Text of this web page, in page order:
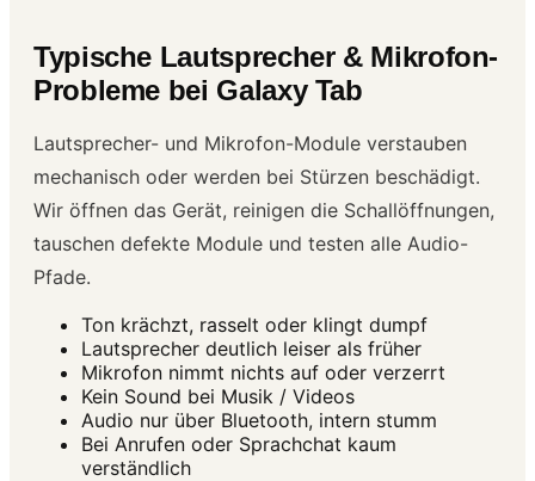
Typische Lautsprecher & Mikrofon-
Probleme bei Galaxy Tab
Lautsprecher- und Mikrofon-Module verstauben
mechanisch oder werden bei Stürzen beschädigt.
Wir öffnen das Gerät, reinigen die Schallöffnungen,
tauschen defekte Module und testen alle Audio-
Pfade.
Ton krächzt, rasselt oder klingt dumpf
Lautsprecher deutlich leiser als früher
Mikrofon nimmt nichts auf oder verzerrt
Kein Sound bei Musik / Videos
Audio nur über Bluetooth, intern stumm
Bei Anrufen oder Sprachchat kaum
verständlich